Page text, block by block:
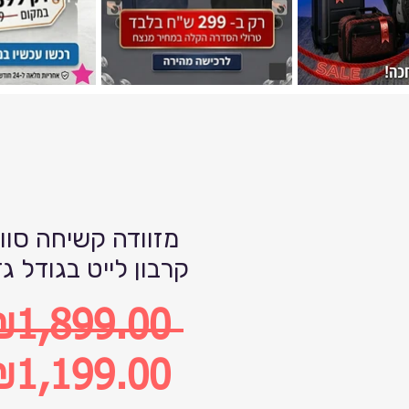
מזוודה קשיחה
קרבון לייט בגודל